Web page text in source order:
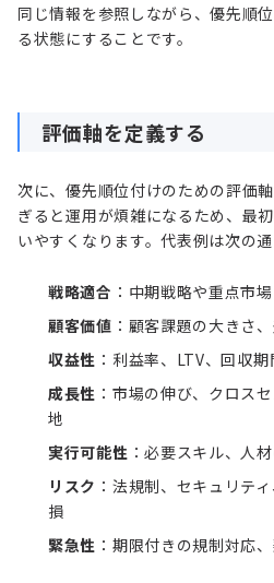
同じ情報を参照しながら、優先順
る状態にすることです。
評価軸を定義する
次に、優先順位付けのための評価
ぎると運用が煩雑になるため、最
いやすくなります。代表例は次の通
戦略適合 ：中期戦略や重点市
顧客価値 ：顧客課題の大きさ
収益性 ：利益率、LTV、回収
成長性 ：市場の伸び、クロス
地
実行可能性 ：必要スキル、人
リスク ：法規制、セキュリテ
損
緊急性 ：期限付きの規制対応